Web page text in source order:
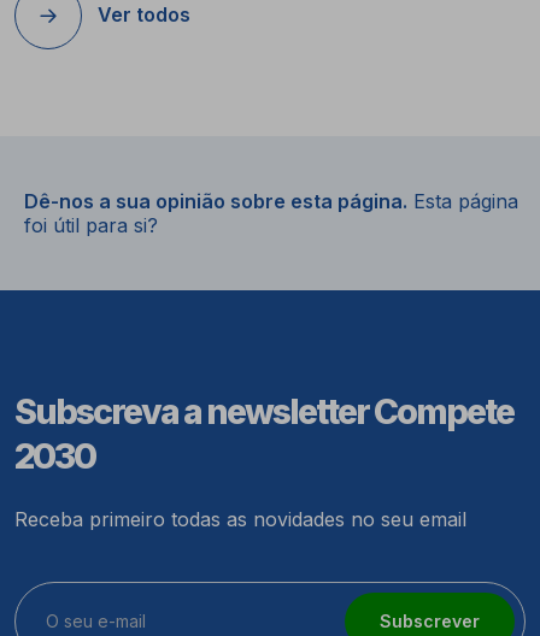
Ver todos
Dê-nos a sua opinião sobre esta página. Esta página
foi útil para si?
Subscreva a newsletter Compete
2030
Receba primeiro todas as novidades no seu email
Subscrever